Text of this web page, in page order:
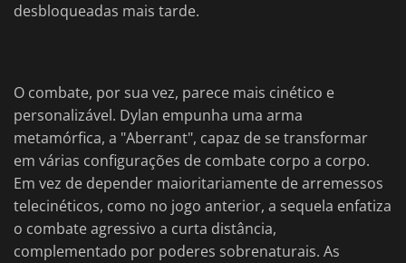
desbloqueadas mais tarde.
O combate, por sua vez, parece mais cinético e
personalizável. Dylan empunha uma arma
metamórfica, a "Aberrant", capaz de se transformar
em várias configurações de combate corpo a corpo.
Em vez de depender maioritariamente de arremessos
telecinéticos, como no jogo anterior, a sequela enfatiza
o combate agressivo a curta distância,
complementado por poderes sobrenaturais. As